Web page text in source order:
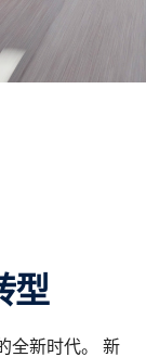
型
全新时代。 新